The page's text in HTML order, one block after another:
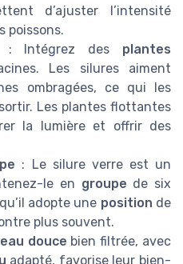
d’ajuster l’intensité
poissons.
: Intégrez des plantes
Les silures aiment
ombragées, ce qui les
Les plantes flottantes
la lumière et offrir des
: Le silure verre est un
le en groupe de six
adopte une position de
plus souvent.
eau douce bien filtrée, avec
adapté, favorise leur bien-